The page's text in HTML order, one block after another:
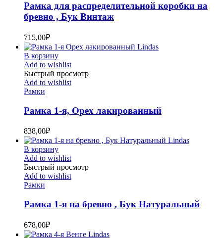
Рамка для распределительной коробки на
бревно , Бук Винтаж
715,00₽
В корзину
Add to wishlist
Быстрый просмотр
Add to wishlist
Рамки
Рамка 1-я, Орех лакированный
838,00₽
В корзину
Add to wishlist
Быстрый просмотр
Add to wishlist
Рамки
Рамка 1-я на бревно , Бук Натуральный
678,00₽